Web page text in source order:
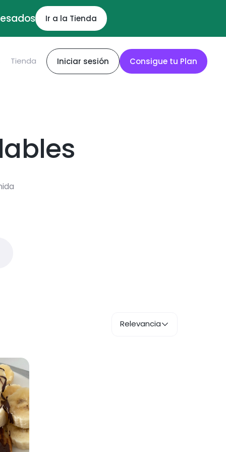
Ir a la Tienda
Tienda Iniciar sesión Consigue tu Plan
Relevancia